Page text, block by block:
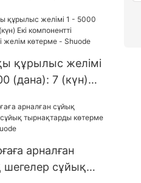
Өндірушілер
құрылыс желімі
(дана): 7 (күн)
желім көтерме
арналған
шегелер сұйық